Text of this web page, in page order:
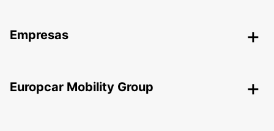
Empresas
Europcar Mobility Group